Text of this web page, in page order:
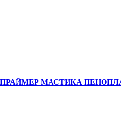
ПРАЙМЕР МАСТИКА